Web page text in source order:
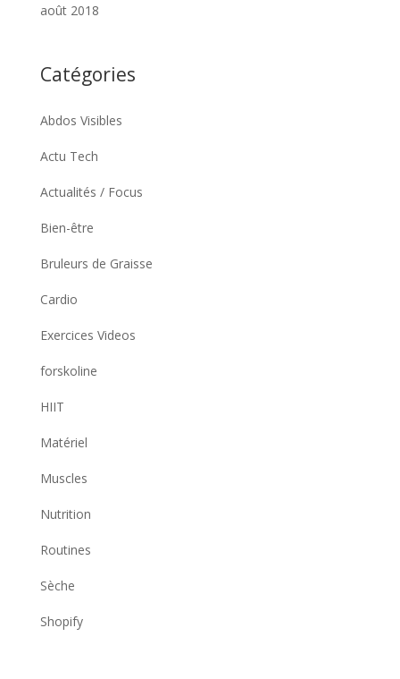
août 2018
Catégories
Abdos Visibles
Actu Tech
Actualités / Focus
Bien-être
Bruleurs de Graisse
Cardio
Exercices Videos
forskoline
HIIT
Matériel
Muscles
Nutrition
Routines
Sèche
Shopify